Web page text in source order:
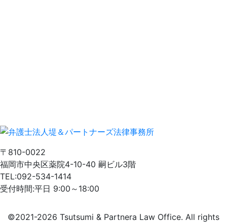
〒810-0022
福岡市中央区薬院4-10-40 嗣ビル3階
TEL:092-534-1414
受付時間:平日 9:00～18:00
©2021-2026 Tsutsumi & Partnera Law Office. All rights